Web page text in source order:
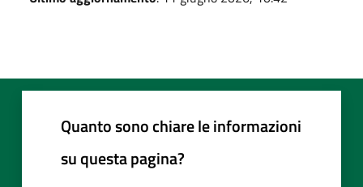
Quanto sono chiare le informazioni
su questa pagina?